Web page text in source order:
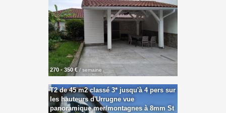
270 - 350 € / semaine
T2 de 45 m2 classé 3* jusqu'à 4 pers sur
les hauteurs d'Urrugne vue
panoramique mer/montagnes à 8mm St